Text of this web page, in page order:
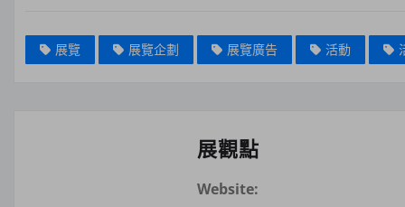
展覽 展覽企劃 展覽廣告 活動
展觀點
Website: